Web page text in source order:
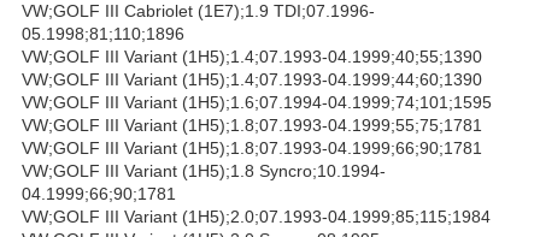
VW;GOLF III Cabriolet (1E7);1.9 TDI;07.1996-
05.1998;81;110;1896
VW;GOLF III Variant (1H5);1.4;07.1993-04.1999;40;55;1390
VW;GOLF III Variant (1H5);1.4;07.1993-04.1999;44;60;1390
VW;GOLF III Variant (1H5);1.6;07.1994-04.1999;74;101;1595
VW;GOLF III Variant (1H5);1.8;07.1993-04.1999;55;75;1781
VW;GOLF III Variant (1H5);1.8;07.1993-04.1999;66;90;1781
VW;GOLF III Variant (1H5);1.8 Syncro;10.1994-
04.1999;66;90;1781
VW;GOLF III Variant (1H5);2.0;07.1993-04.1999;85;115;1984